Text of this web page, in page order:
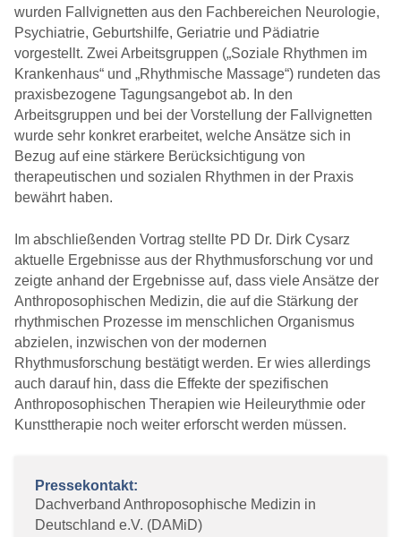
wurden Fallvignetten aus den Fachbereichen Neurologie,
Psychiatrie, Geburtshilfe, Geriatrie und Pädiatrie
vorgestellt. Zwei Arbeitsgruppen („Soziale Rhythmen im
Krankenhaus“ und „Rhythmische Massage“) rundeten das
praxisbezogene Tagungsangebot ab. In den
Arbeitsgruppen und bei der Vorstellung der Fallvignetten
wurde sehr konkret erarbeitet, welche Ansätze sich in
Bezug auf eine stärkere Berücksichtigung von
therapeutischen und sozialen Rhythmen in der Praxis
bewährt haben.
Im abschließenden Vortrag stellte PD Dr. Dirk Cysarz
aktuelle Ergebnisse aus der Rhythmusforschung vor und
zeigte anhand der Ergebnisse auf, dass viele Ansätze der
Anthroposophischen Medizin, die auf die Stärkung der
rhythmischen Prozesse im menschlichen Organismus
abzielen, inzwischen von der modernen
Rhythmusforschung bestätigt werden. Er wies allerdings
auch darauf hin, dass die Effekte der spezifischen
Anthroposophischen Therapien wie Heileurythmie oder
Kunsttherapie noch weiter erforscht werden müssen.
Pressekontakt:
Dachverband Anthroposophische Medizin in
Deutschland e.V. (DAMiD)